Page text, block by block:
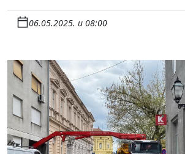
06.05.2025. u 08:00